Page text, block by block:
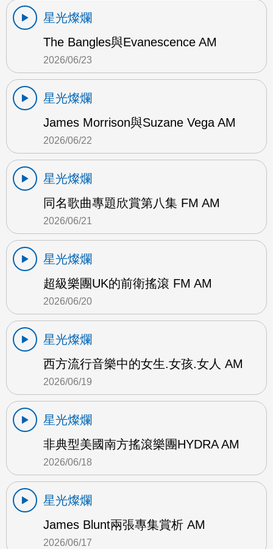
星光燦爛
The Bangles與Evanescence AM
2026/06/23
星光燦爛
James Morrison與Suzane Vega AM
2026/06/22
星光燦爛
同名歌曲專題欣賞第八集 FM AM
2026/06/21
星光燦爛
超級樂團UK的前衛搖滾 FM AM
2026/06/20
星光燦爛
西方流行音樂中的女生.女孩.女人 AM
2026/06/19
星光燦爛
非典型美國南方搖滾樂團HYDRA AM
2026/06/18
星光燦爛
James Blunt兩張專集賞析 AM
2026/06/17